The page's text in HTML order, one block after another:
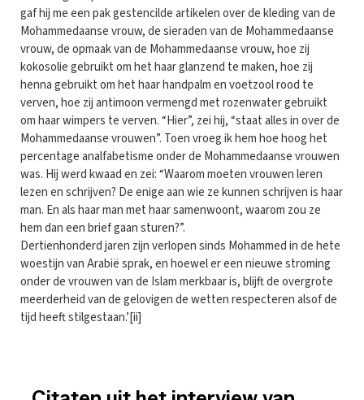
gaf hij me een pak gestencilde artikelen over de kleding van de
Mohammedaanse vrouw, de sieraden van de Mohammedaanse
vrouw, de opmaak van de Mohammedaanse vrouw, hoe zij
kokosolie gebruikt om het haar glanzend te maken, hoe zij
henna gebruikt om het haar handpalm en voetzool rood te
verven, hoe zij antimoon vermengd met rozenwater gebruikt
om haar wimpers te verven. “Hier”, zei hij, “staat alles in over de
Mohammedaanse vrouwen”. Toen vroeg ik hem hoe hoog het
percentage analfabetisme onder de Mohammedaanse vrouwen
was. Hij werd kwaad en zei: “Waarom moeten vrouwen leren
lezen en schrijven? De enige aan wie ze kunnen schrijven is haar
man. En als haar man met haar samenwoont, waarom zou ze
hem dan een brief gaan sturen?”.
Dertienhonderd jaren zijn verlopen sinds Mohammed in de hete
woestijn van Arabië sprak, en hoewel er een nieuwe stroming
onder de vrouwen van de Islam merkbaar is, blijft de overgrote
meerderheid van de gelovigen de wetten respecteren alsof de
tijd heeft stilgestaan.’[ii]